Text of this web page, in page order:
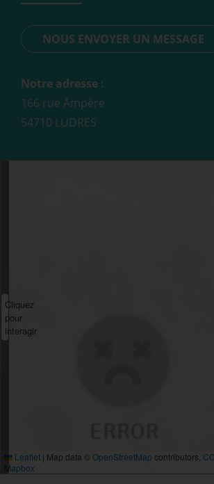
NOUS ENVOYER UN MESSAGE
Notre adresse :
166 rue Ampère
54710 LUDRES
Cliquez
pour
interagir
Leaflet | Map data © OpenStreetMap contributors,
Mapbox